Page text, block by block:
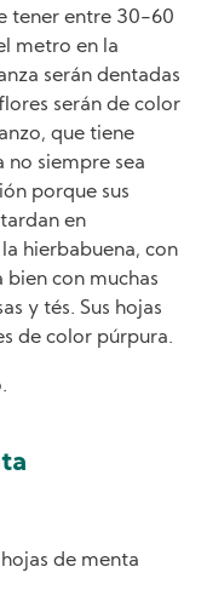
tener entre 30-60
metro en la
serán dentadas
serán de color
que tiene
no siempre sea
porque sus
en
hierbabuena, con
bien con muchas
y tés. Sus hojas
de color púrpura.
de menta